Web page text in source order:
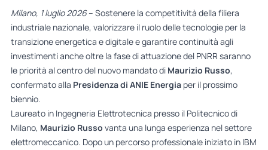
Milano, 1 luglio 2026– Sostenere la competitività della filiera
industriale nazionale, valorizzare il ruolo delle tecnologie per la
transizione energetica e digitale e garantire continuità agli
investimenti anche oltre la fase di attuazione del PNRR saranno
le priorità al centro del nuovo mandato di Maurizio Russo,
confermato alla Presidenza di ANIE Energiaper il prossimo
biennio.
Laureato in Ingegneria Elettrotecnica presso il Politecnico di
Milano, Maurizio Russo vanta una lunga esperienza nel settore
elettromeccanico. Dopo un percorso professionale iniziato in IBM